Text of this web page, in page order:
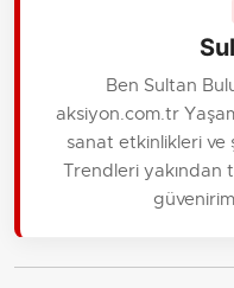
Ben Sultan
aksiyon.com.tr
sanat etkinlikleri ve
Trendleri yakından